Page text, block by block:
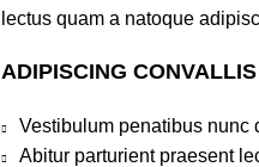
lectus quam a natoque
ADIPISCING
Vestibulum penatibus nunc
Abitur parturient praesent